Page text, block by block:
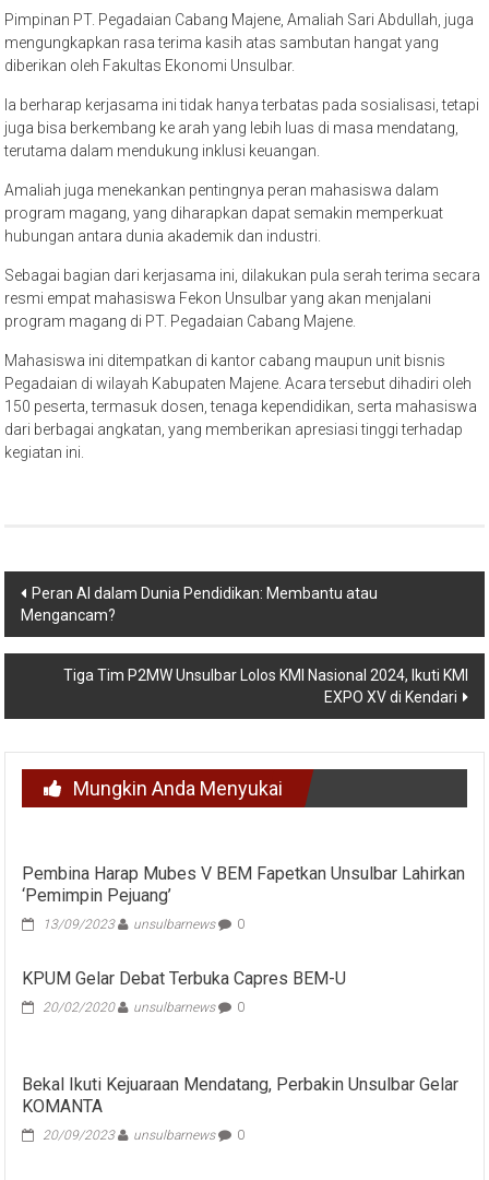
Pimpinan PT. Pegadaian Cabang Majene, Amaliah Sari Abdullah, juga
mengungkapkan rasa terima kasih atas sambutan hangat yang
diberikan oleh Fakultas Ekonomi Unsulbar.
Ia berharap kerjasama ini tidak hanya terbatas pada sosialisasi, tetapi
juga bisa berkembang ke arah yang lebih luas di masa mendatang,
terutama dalam mendukung inklusi keuangan.
Amaliah juga menekankan pentingnya peran mahasiswa dalam
program magang, yang diharapkan dapat semakin memperkuat
hubungan antara dunia akademik dan industri.
Sebagai bagian dari kerjasama ini, dilakukan pula serah terima secara
resmi empat mahasiswa Fekon Unsulbar yang akan menjalani
program magang di PT. Pegadaian Cabang Majene.
Mahasiswa ini ditempatkan di kantor cabang maupun unit bisnis
Pegadaian di wilayah Kabupaten Majene. Acara tersebut dihadiri oleh
150 peserta, termasuk dosen, tenaga kependidikan, serta mahasiswa
dari berbagai angkatan, yang memberikan apresiasi tinggi terhadap
kegiatan ini.
Navigasi
pos
Peran AI dalam Dunia Pendidikan: Membantu atau
Mengancam?
Tiga Tim P2MW Unsulbar Lolos KMI Nasional 2024, Ikuti KMI
EXPO XV di Kendari
Mungkin Anda Menyukai
Pembina Harap Mubes V BEM Fapetkan Unsulbar Lahirkan
‘Pemimpin Pejuang’
13/09/2023 unsulbarnews 0
KPUM Gelar Debat Terbuka Capres BEM-U
20/02/2020 unsulbarnews 0
Bekal Ikuti Kejuaraan Mendatang, Perbakin Unsulbar Gelar
KOMANTA
20/09/2023 unsulbarnews 0